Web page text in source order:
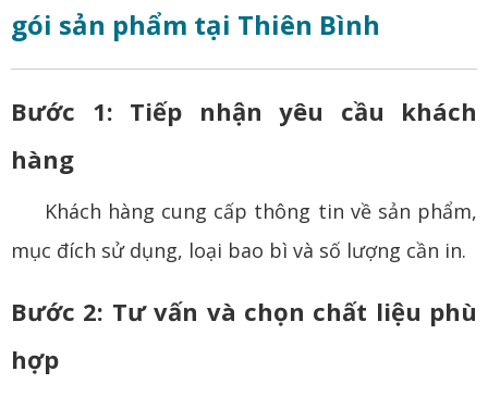
gói sản phẩm tại Thiên Bình
Bước 1: Tiếp nhận yêu cầu khách
hàng
Khách hàng cung cấp thông tin về sản phẩm,
mục đích sử dụng, loại bao bì và số lượng cần in.
Bước 2: Tư vấn và chọn chất liệu phù
hợp